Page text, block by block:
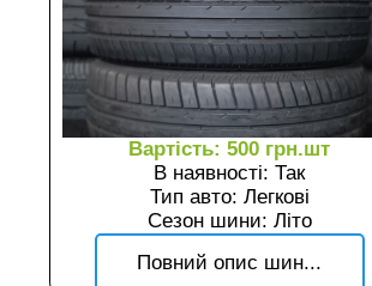
Вартість: 500 грн.шт
В наявності: Так
Тип авто: Легкові
Сезон шини: Літо
Повний опис шин...